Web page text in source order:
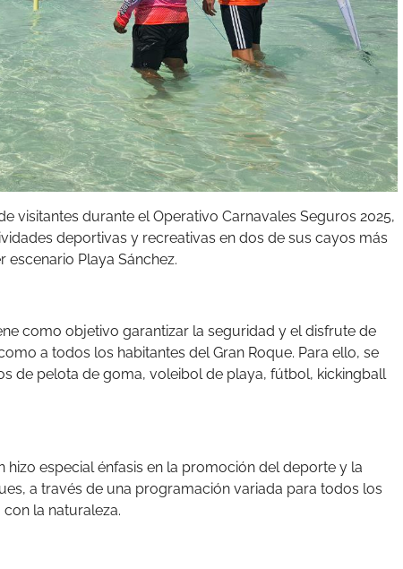
visitantes durante el Operativo Carnavales Seguros 2025,
deportivas y recreativas en dos de sus cayos más
Playa Sánchez.
como objetivo garantizar la seguridad y el disfrute de
a todos los habitantes del Gran Roque. Para ello, se
de pelota de goma, voleibol de playa, fútbol, kickingball
hizo especial énfasis en la promoción del deporte y la
a través de una programación variada para todos los
la naturaleza.